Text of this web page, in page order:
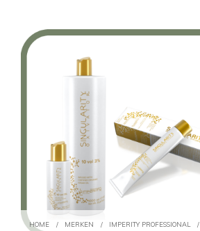
HOME / MERKEN / IMPERITY PROFESSIONAL /